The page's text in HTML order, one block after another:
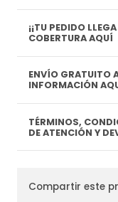
¡¡TU PEDIDO LLEGA HOY!! VER
COBERTURA AQUÍ
ENVÍO GRATUITO
INFORMACIÓN
TÉRMINOS,
DE ATENCIÓN Y
Compartir este